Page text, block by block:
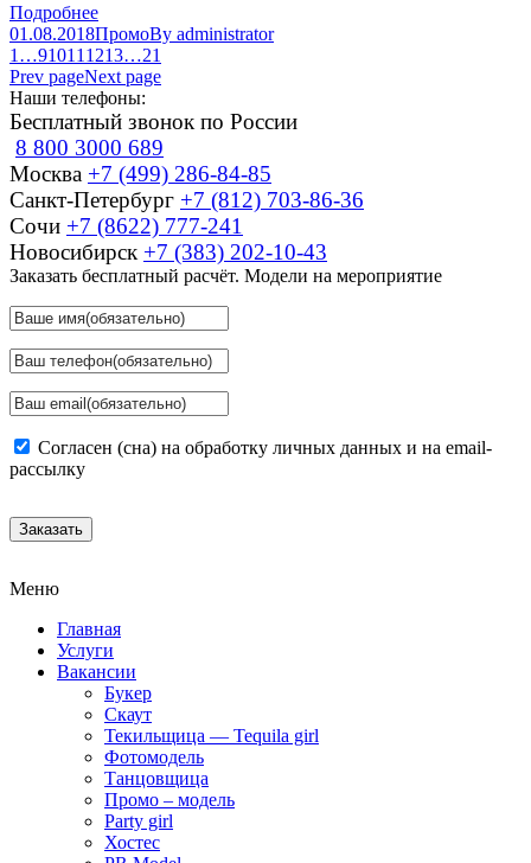
Подробнее
01.08.2018ПромоBy administrator
1 …91011 1213…21
Prev pageNext page
Наши телефоны:
Бесплатный звонок по России
8 800 3000 689
Москва +7 (499) 286-84-85
Санкт-Петербург +7 (812) 703-86-36
Сочи +7 (8622) 777-241
Новосибирск +7 (383) 202-10-43
Заказать бесплатный расчёт. Модели на мероприятие
Согласен (сна) на обработку личных данных и на email-
рассылку
Заказать
Меню
Главная
Услуги
Вакансии
Букер
Скаут
Текильщица — Tequila girl
Фотомодель
Танцовщица
Промо – модель
Party girl
Хостес